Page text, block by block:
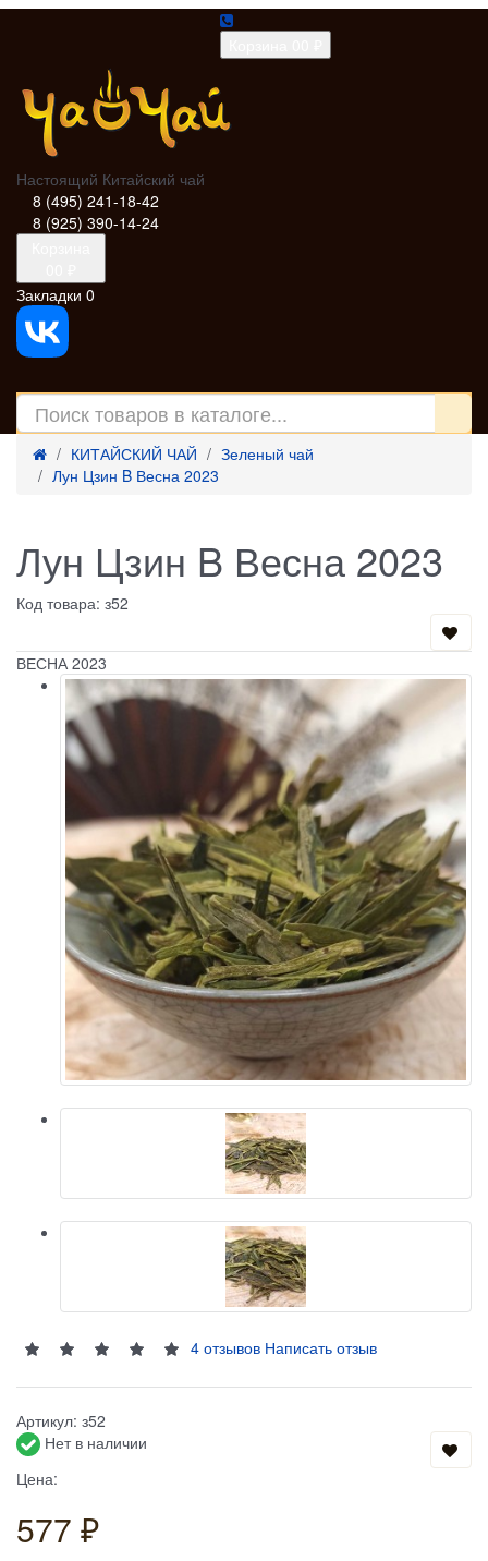
Настоящий Китайский чай
8 (495) 241-18-42
8 (925) 390-14-24
Закладки 0
КИТАЙСКИЙ ЧАЙ
Зеленый чай
Лун Цзин B Весна 2023
Лун Цзин B Весна 2023
Код товара: з52
ВЕСНА 2023
4 отзывов Написать отзыв
Артикул: з52
Нет в наличии
Цена:
577 ₽